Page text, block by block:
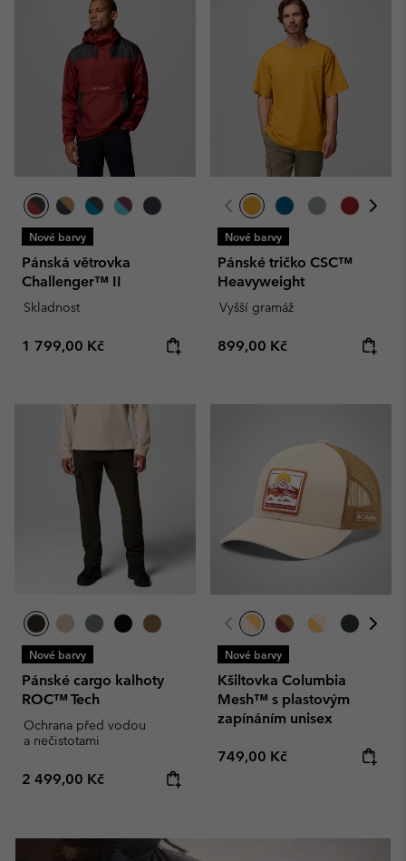
Nové barvy
Pánská větrovka
Challenger™ II
Skladnost
Regular price:
1 799,00 Kč
Nové barvy
Pánské tričko CSC™
Heavyweight
Vyšší gramáž
Regular price:
899,00 Kč
Nové barvy
Pánské cargo kalhoty
ROC™ Tech
Ochrana před vodou
a nečistotami
Regular price:
2 499,00 Kč
Nové barvy
Kšiltovka Columbia
Mesh™ s plastovým
zapínáním unisex
Regular price:
749,00 Kč